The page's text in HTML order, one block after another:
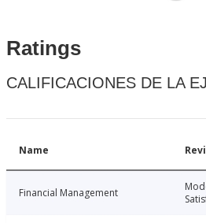
Ratings
CALIFICACIONES DE LA
Name
Financial Management